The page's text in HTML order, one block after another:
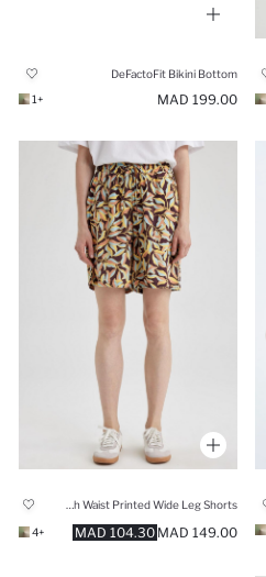
DeFactoFit Bikini Bottom
199.00 MAD
+1
104.30 MAD 149.00 MAD
+4